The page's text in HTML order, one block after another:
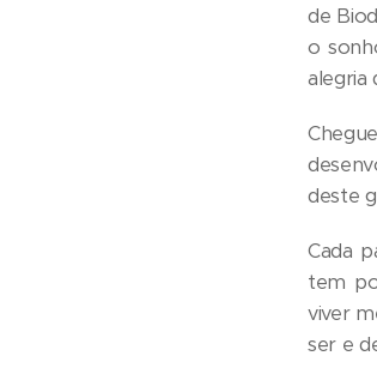
de
o
alegria
deste
Cada
tem
viver
ser e